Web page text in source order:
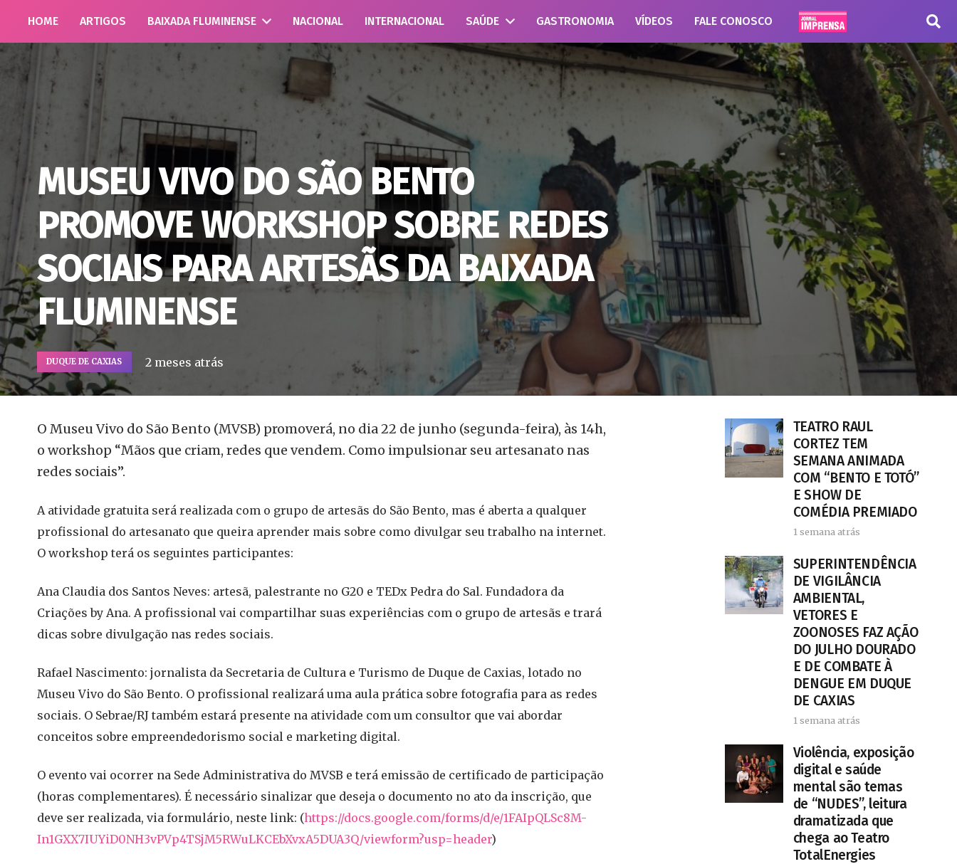
HOME ARTIGOS BAIXADA FLUMINENSE NACIONAL INTERNACIONAL SAÚDE GASTRONOMIA VÍDEOS FALE CONOSCO
MUSEU VIVO DO SÃO BENTO
PROMOVE WORKSHOP SOBRE REDES
SOCIAIS PARA ARTESÃS DA BAIXADA
FLUMINENSE
DUQUE DE CAXIAS 2 meses atrás
O Museu Vivo do São Bento (MVSB) promoverá, no dia 22 de junho (segunda-feira), às 14h,
o workshop “Mãos que criam, redes que vendem. Como impulsionar seu artesanato nas
redes sociais”.
A atividade gratuita será realizada com o grupo de artesãs do São Bento, mas é aberta a qualquer
profissional do artesanato que queira aprender mais sobre como divulgar seu trabalho na internet.
O workshop terá os seguintes participantes:
Ana Claudia dos Santos Neves: artesã, palestrante no G20 e TEDx Pedra do Sal. Fundadora da
Criações by Ana. A profissional vai compartilhar suas experiências com o grupo de artesãs e trará
dicas sobre divulgação nas redes sociais.
Rafael Nascimento: jornalista da Secretaria de Cultura e Turismo de Duque de Caxias, lotado no
Museu Vivo do São Bento. O profissional realizará uma aula prática sobre fotografia para as redes
sociais. O Sebrae/RJ também estará presente na atividade com um consultor que vai abordar
conceitos sobre empreendedorismo social e marketing digital.
O evento vai ocorrer na Sede Administrativa do MVSB e terá emissão de certificado de participação
(horas complementares). É necessário sinalizar que deseja o documento no ato da inscrição, que
deve ser realizada, via formulário, neste link: (https://docs.google.com/forms/d/e/1FAIpQLSc8M-
In1GXX7IUYiD0NH3vPVp4TSjM5RWuLKCEbXvxA5DUA3Q/viewform?usp=header)
TEATRO RAUL
CORTEZ TEM
SEMANA ANIMADA
COM “BENTO E TOTÓ”
E SHOW DE
COMÉDIA PREMIADO
1 semana atrás
SUPERINTENDÊNCIA
DE VIGILÂNCIA
AMBIENTAL,
VETORES E
ZOONOSES FAZ AÇÃO
DO JULHO DOURADO
E DE COMBATE À
DENGUE EM DUQUE
DE CAXIAS
1 semana atrás
Violência, exposição
digital e saúde
mental são temas
de “NUDES”, leitura
dramatizada que
chega ao Teatro
TotalEnergies